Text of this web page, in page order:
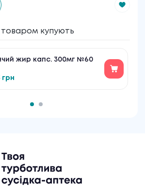
купують
жир капс. 300мг №60
грн